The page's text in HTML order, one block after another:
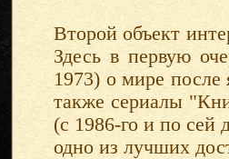
Второй объект
Здесь в первую
1973) о мире после
также сериалы
(с 1986-го и по сей
одно из лучших